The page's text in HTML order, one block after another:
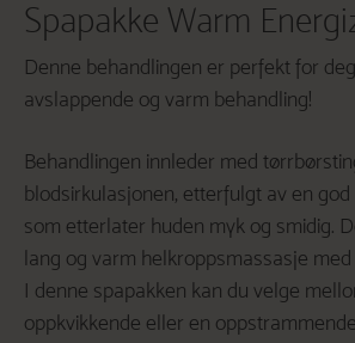
Spapakke Warm
Denne behandlingen er perfekt for
avslappende og varm behandling!
Behandlingen innleder med
blodsirkulasjonen, etterfulgt av en
som etterlater huden myk og smidig.
lang og varm helkroppsmassasje
I denne spapakken kan du velge
oppkvikkende eller en